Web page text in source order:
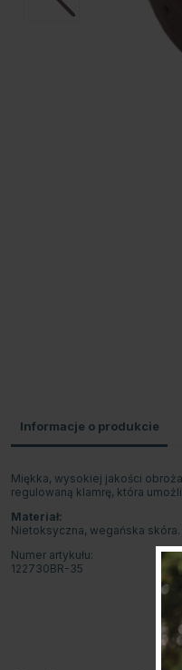
Informacje o produkcie
Miękka, wysokiej jakości
regulowaną klamrę, która
Materiał:
Nietoksyczna, wegańska
Numer artykułu:
122730BR-35